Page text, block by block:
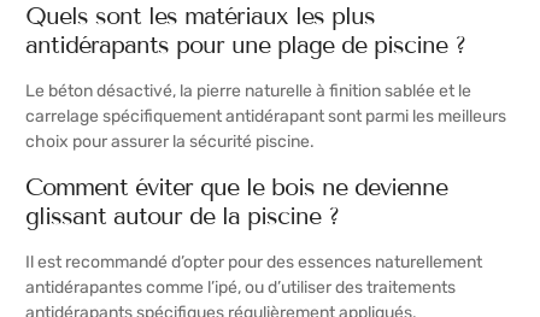
Quels sont les matériaux les plus
antidérapants pour une plage de piscine ?
Le béton désactivé, la pierre naturelle à finition sablée et le
carrelage spécifiquement antidérapant sont parmi les meilleurs
choix pour assurer la sécurité piscine.
Comment éviter que le bois ne devienne
glissant autour de la piscine ?
Il est recommandé d’opter pour des essences naturellement
antidérapantes comme l’ipé, ou d’utiliser des traitements
antidérapants spécifiques régulièrement appliqués.